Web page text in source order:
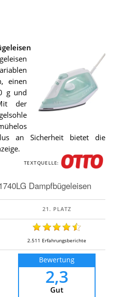
AEG
Dampfbügeleisen .
einen
g und
der
an Sicherheit bietet die
TEXTQUELLE:
Dampfbügeleisen
2.511 Erfahrungsberichte
Bewertung
2,3
Gut